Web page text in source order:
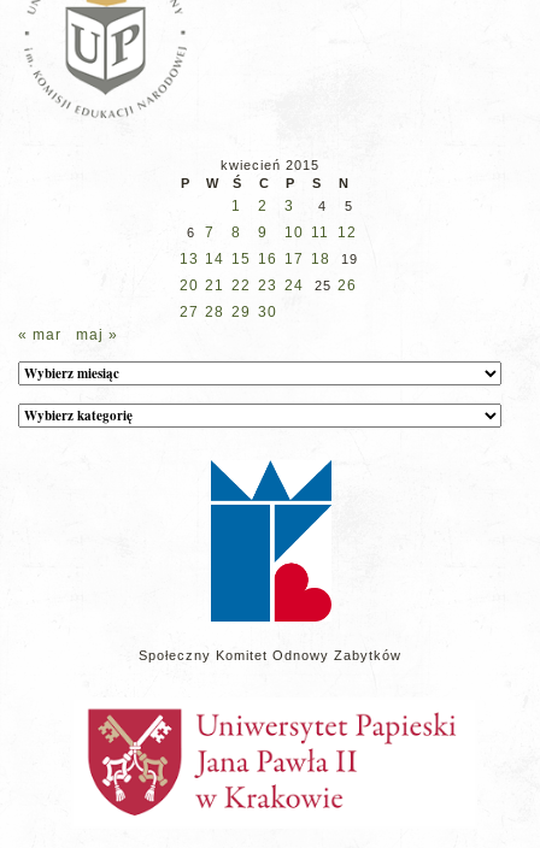
kwiecień 2015
P
W Ś C P S N
1 2 3 4
5
6
7 8 9 10 11
12
13 14 15 16 17 18 19
20 21 22 23 24 25 26
27 28 29 30
« mar
maj »
Archiwum
Kategorie
wpisów
Społeczny Komitet Odnowy Zabytków